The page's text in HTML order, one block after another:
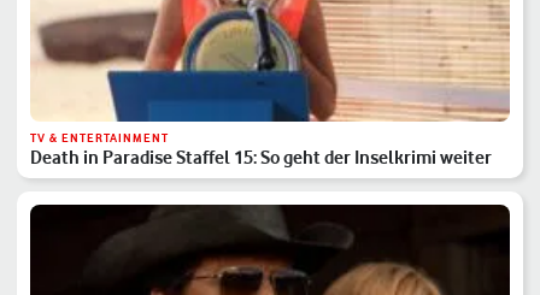
TV & ENTERTAINMENT
Death in Paradise Staffel 15: So geht der Inselkrimi weiter